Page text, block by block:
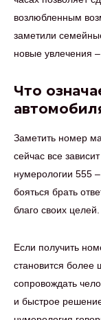
возлюбленным
заметили
новые увлечения –
Что
Заметить номер
сейчас все
нумерологии 555
бояться брать
благо своих целей.
Если получить
становится
сопровождать
и быстрое